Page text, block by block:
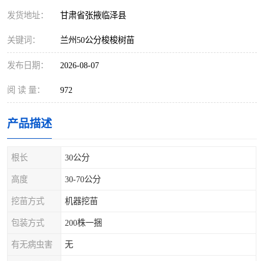
发货地址： 甘肃省张掖临泽县
关键词： 兰州50公分梭梭树苗
发布日期： 2026-08-07
阅 读 量： 972
产品描述
根长 30公分
高度 30-70公分
挖苗方式 机器挖苗
包装方式 200株一捆
有无病虫害 无